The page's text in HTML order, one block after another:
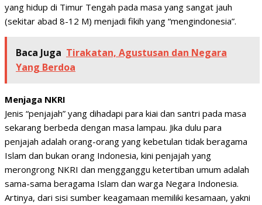
yang hidup di Timur Tengah pada masa yang sangat jauh
(sekitar abad 8-12 M) menjadi fikih yang “mengindonesia”.
Baca Juga Tirakatan, Agustusan dan Negara
Yang Berdoa
Menjaga NKRI
Jenis “penjajah” yang dihadapi para kiai dan santri pada masa
sekarang berbeda dengan masa lampau. Jika dulu para
penjajah adalah orang-orang yang kebetulan tidak beragama
Islam dan bukan orang Indonesia, kini penjajah yang
merongrong NKRI dan mengganggu ketertiban umum adalah
sama-sama beragama Islam dan warga Negara Indonesia.
Artinya, dari sisi sumber keagamaan memiliki kesamaan, yakni